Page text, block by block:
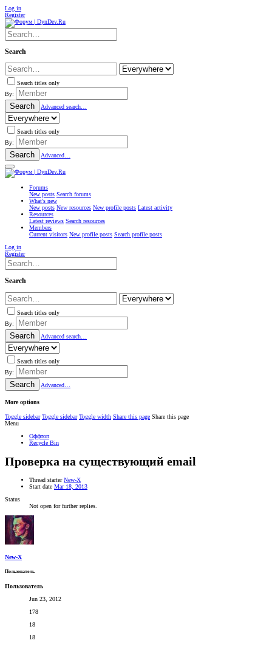
Log in
Register
Search
Search titles only
By:
Search Advanced search…
Search titles only
By:
Search Advanced…
Forums
New posts Search forums
What's new
New posts New resources New profile posts Latest activity
Resources
Latest reviews Search resources
Members
Current visitors New profile posts Search profile posts
Log in
Register
Search
Search titles only
By:
Search Advanced search…
Search titles only
By:
Search Advanced…
More options
Toggle sidebar Toggle sidebar Toggle width Share this page Share this page
Menu
Оффтоп
Recycle Bin
Проверка на существующий email
Thread starter New-X
Start date Mar 18, 2013
Status
Not open for further replies.
New-X
Пользователь
Пользователь
Jun 23, 2012
178
18
18